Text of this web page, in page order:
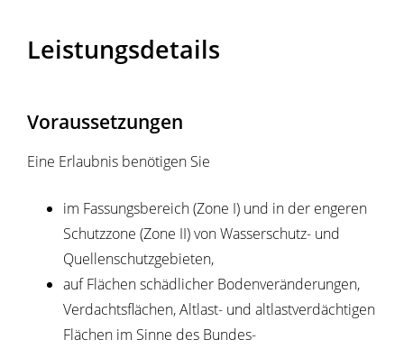
Leistungsdetails
Voraussetzungen
Eine Erlaubnis benötigen Sie
im Fassungsbereich (Zone I) und in der engeren
Schutzzone (Zone II) von Wasserschutz- und
Quellenschutzgebieten,
auf Flächen schädlicher Bodenveränderungen,
Verdachtsflächen, Altlast- und altlastverdächtigen
Flächen im Sinne des Bundes-